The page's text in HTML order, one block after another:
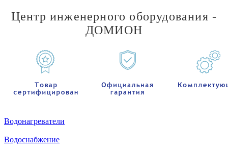
Центр инженерного оборудования -
ДОМИОН
Водонагреватели
Водоснабжение